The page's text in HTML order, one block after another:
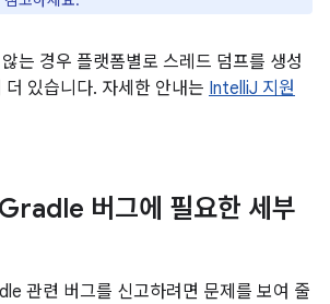
는 경우 플랫폼별로 스레드 덤프를 생성
있습니다. 자세한 안내는 IntelliJ 지원
버그에 필요한 세부
관련 버그를 신고하려면 문제를 보여 줄